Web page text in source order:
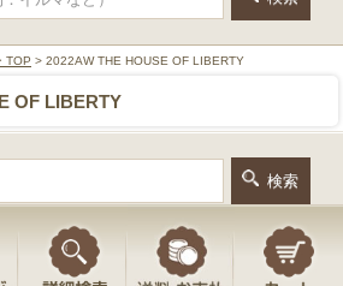
TOP > 2022AW THE HOUSE OF LIBERTY
OF LIBERTY